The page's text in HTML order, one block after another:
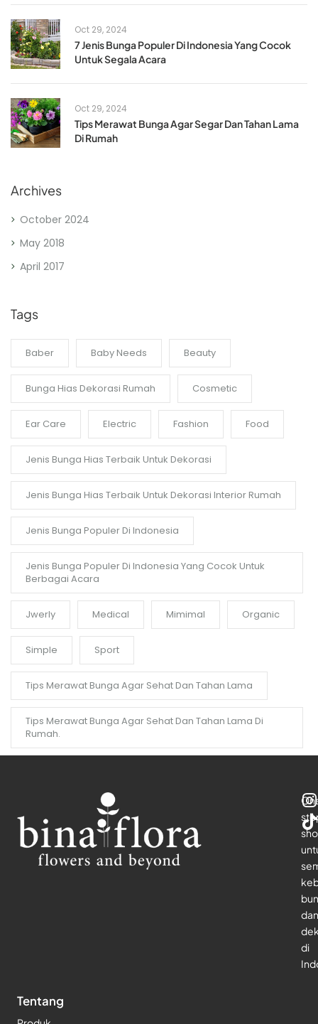
Oct 29, 2024
7 Jenis Bunga Populer Di Indonesia Yang Cocok
Untuk Segala Acara
Oct 29, 2024
Tips Merawat Bunga Agar Segar Dan Tahan Lama
Di Rumah
Archives
October 2024
May 2018
April 2017
Tags
Baber Baby Needs Beauty
Bunga Hias Dekorasi Rumah Cosmetic
Ear Care Electric Fashion Food
Jenis Bunga Hias Terbaik Untuk Dekorasi
Jenis Bunga Hias Terbaik Untuk Dekorasi Interior Rumah
Jenis Bunga Populer Di Indonesia
Jenis Bunga Populer Di Indonesia Yang Cocok Untuk
Berbagai Acara
Jwerly Medical Mimimal Organic
Simple Sport
Tips Merawat Bunga Agar Sehat Dan Tahan Lama
Tips Merawat Bunga Agar Sehat Dan Tahan Lama Di
Rumah.
dan
di
Tentang